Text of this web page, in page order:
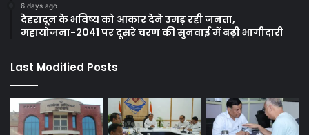
6 days ago
देहरादून के भविष्य को आकार देने उमड़ रही जनता,
महायोजना-2041 पर दूसरे चरण की सुनवाई में बढ़ी भागीदारी
Last Modified Posts